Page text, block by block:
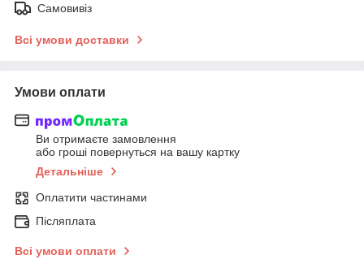
Самовивіз
Всі умови доставки
Умови оплати
Ви отримаєте замовлення
або гроші повернуться на вашу картку
Детальніше
Оплатити частинами
Післяплата
Всі умови оплати